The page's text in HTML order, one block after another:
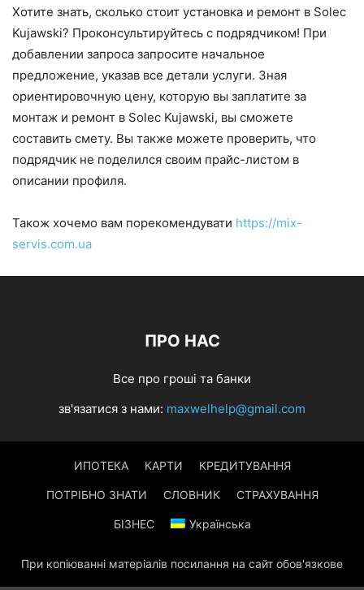
Хотите знать, сколько стоит установка и ремонт в Solec
Kujawski? Проконсультируйтесь с подрядчиком! При
добавлении запроса запросите начальное
предложение, указав все детали услуги. Зная
ориентировочную цену, которую вы заплатите за
монтаж и ремонт в Solec Kujawski, вы сможете
составить смету. Вы также можете проверить, что
подрядчик не поделился своим прайс-листом в
описании профиля.
Також хочемо вам порекомендувати https://mix-
servis.com.ua
ПРО НАС
Все про гроші та банки
зв'язатися з нами: maxwelhelp@gmail.com
ИПОТЕКА КАРТИ КРЕДИТУВАННЯ
ПОТРІБНО ЗНАТИ СЛОВНИК СТРАХУВАННЯ
БІЗНЕС Українська
При копіюванні матеріалів посилання на сайт обов'язкове